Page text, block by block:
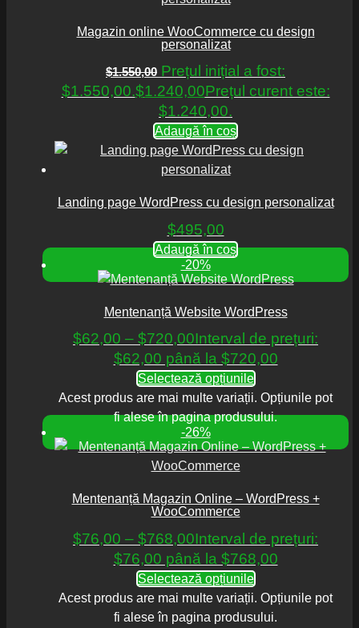
Magazin online WooCommerce cu design
personalizat
$1.550,00 Prețul inițial a fost:
$1.550,00.$1.240,00Prețul curent este:
$1.240,00.
Adaugă în coș
Landing page WordPress cu design personalizat
$495,00
Adaugă în coș
-20%
Mentenanță Website WordPress
$62,00 – $720,00Interval de prețuri:
$62,00 până la $720,00
Selectează opțiunile
Acest produs are mai multe variații. Opțiunile pot
fi alese în pagina produsului.
-26%
Mentenanță Magazin Online – WordPress +
WooCommerce
$76,00 – $768,00Interval de prețuri:
$76,00 până la $768,00
Selectează opțiunile
Acest produs are mai multe variații. Opțiunile pot
fi alese în pagina produsului.